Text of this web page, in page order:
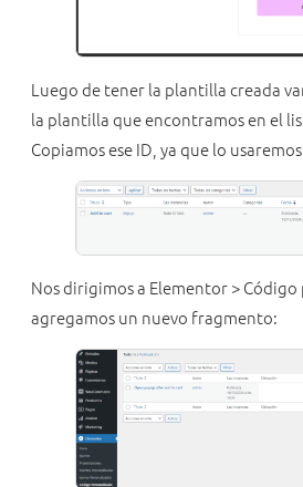
Luego de tener la plantilla creada
la plantilla que encontramos en el
Copiamos ese ID, ya que lo
Nos dirigimos a Elementor >
agregamos un nuevo fragmento: